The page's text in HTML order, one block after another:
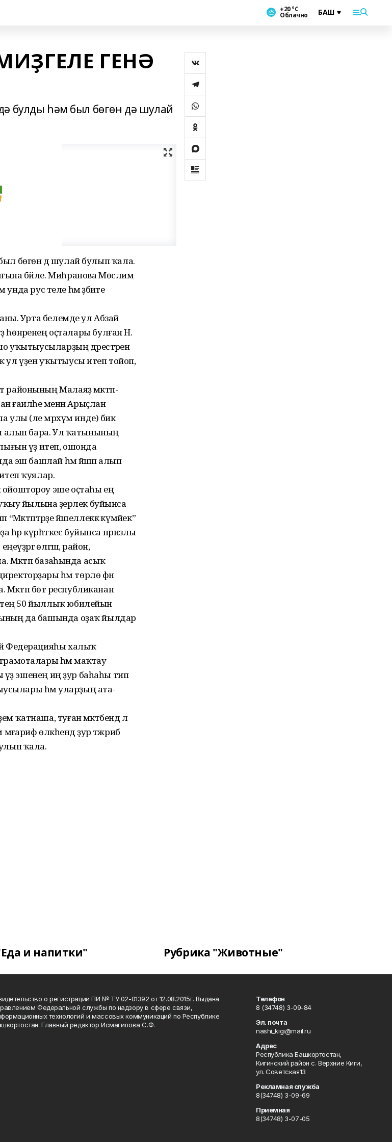
+20 °С
Облачно
ГЕНӘ
булды һәм был бөгөн дә шулай
был бөгөн дә шулай булып ҡала.
бәйле. Миһранова Мөслимә
рус теле һәм әҙәбиәте
Урта белемде ул Абзай
үҙ һөнәренең оҫталары булған Н.
уҡытыусыларҙың дәрестәрен
ул үҙен уҡытыусы итеп тойоп,
районының Малаяҙ мәктәп-
менән Арыҫлан
улы (әле мәрхүм инде) бик
алып бара. Ул ҡатынының
үҙ итеп, ошонда
эш башлай һәм йәшәп алып
ҡуялар.
ойоштороу эше оҫтаһы ең
йылына әҙерлек буйынса
йәшеллеккә күмәйек”
һәр күрһәткес буйынса призлы
өлгәшә, район,
Мәктәп базаһында асыҡ
директорҙары һәм төрлө фән
бөтә республиканан
50 йыллыҡ юбилейын
да башында оҙаҡ йылдар
Федерацияһы халыҡ
һәм маҡтау
үҙ эшенең иң ҙур баһаһы тип
һәм уларҙың ата-
туған мәктәбендә лә
өлкәһендә ҙур тәжрибә
ҡала.
и напитки" Рубрика "Животные"
о регистрации ПИ № ТУ 02-01392 от 12.08.2015г. Выдана
Федеральной службы по надзору в сфере связи,
технологий и массовых коммуникаций по Республике
Главный редактор Исмагилова С.Ф.
Телефон
8 (34748) 3-09-84
Эл. почта
nashi_kigi@mail.ru
Адрес
Республика Башкортостан,
Кигинский район с. Верхние Киги,
ул. Советская13
Рекламная служба
8(34748) 3-09-69
Приемная
8(34748) 3-07-05